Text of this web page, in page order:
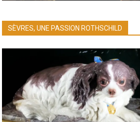
SÈVRES, UNE PASSION ROTHSCHILD